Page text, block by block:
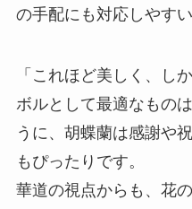
の手配にも対応しやすい
「これほど美しく、し
ボルとして最適なもの
うに、胡蝶蘭は感謝や
もぴったりです。
華道の視点からも、花